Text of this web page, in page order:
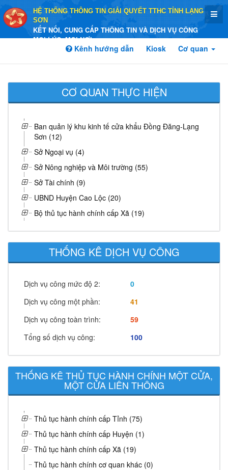
HỆ THỐNG THÔNG TIN GIẢI QUYẾT TTHC TỈNH LẠNG
SƠN
KẾT NỐI, CUNG CẤP THÔNG TIN VÀ DỊCH VỤ CÔNG
MỌI LÚC, MỌI NƠI
Kênh hướng dẫn Kiosk Cơ quan
CƠ QUAN THỰC HIỆN
Ban quản lý khu kinh tế cửa khẩu Đồng Đăng-Lạng
Sơn (12)
Sở Ngoại vụ (4)
Sở Nông nghiệp và Môi trường (55)
Sở Tài chính (9)
UBND Huyện Cao Lộc (20)
Bộ thủ tục hành chính cấp Xã (19)
THỐNG KÊ DỊCH VỤ CÔNG
Dịch vụ công mức độ 2:
0
Dịch vụ công một phần:
41
Dịch vụ công toàn trình:
59
Tổng số dịch vụ công:
100
THỐNG KÊ THỦ TỤC HÀNH CHÍNH MỘT CỬA,
MỘT CỬA LIÊN THÔNG
Thủ tục hành chính cấp Tỉnh (75)
Thủ tục hành chính cấp Huyện (1)
Thủ tục hành chính cấp Xã (19)
Thủ tục hành chính cơ quan khác (0)